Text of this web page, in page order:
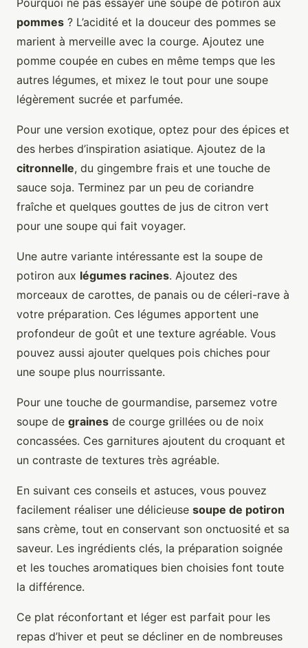
Pourquoi ne pas essayer une soupe de potiron aux
pommes ? L’acidité et la douceur des pommes se
marient à merveille avec la courge. Ajoutez une
pomme coupée en cubes en même temps que les
autres légumes, et mixez le tout pour une soupe
légèrement sucrée et parfumée.
Pour une version exotique, optez pour des épices et
des herbes d’inspiration asiatique. Ajoutez de la
citronnelle, du gingembre frais et une touche de
sauce soja. Terminez par un peu de coriandre
fraîche et quelques gouttes de jus de citron vert
pour une soupe qui fait voyager.
Une autre variante intéressante est la soupe de
potiron aux légumes racines. Ajoutez des
morceaux de carottes, de panais ou de céleri-rave à
votre préparation. Ces légumes apportent une
profondeur de goût et une texture agréable. Vous
pouvez aussi ajouter quelques pois chiches pour
une soupe plus nourrissante.
Pour une touche de gourmandise, parsemez votre
soupe de graines de courge grillées ou de noix
concassées. Ces garnitures ajoutent du croquant et
un contraste de textures très agréable.
En suivant ces conseils et astuces, vous pouvez
facilement réaliser une délicieuse soupe de potiron
sans crème, tout en conservant son onctuosité et sa
saveur. Les ingrédients clés, la préparation soignée
et les touches aromatiques bien choisies font toute
la différence.
Ce plat réconfortant et léger est parfait pour les
repas d’hiver et peut se décliner en de nombreuses